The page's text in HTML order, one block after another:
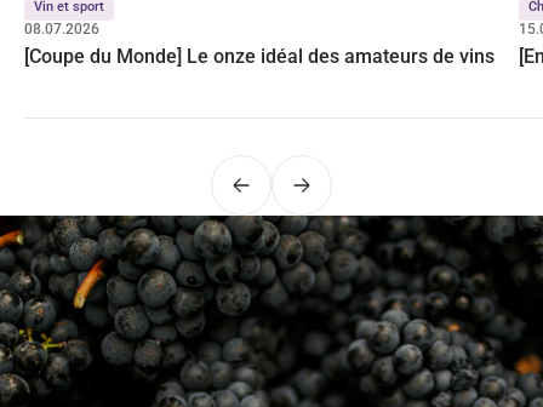
Vin et sport
08.07.2026
[Coupe du Monde] Le onze idéal des amateurs de vins
PrécédentSuivant